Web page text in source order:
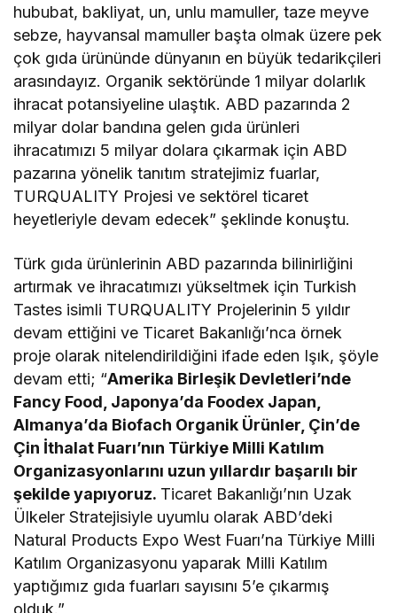
hububat, bakliyat, un, unlu mamuller, taze meyve
sebze, hayvansal mamuller başta olmak üzere pek
çok gıda ürününde dünyanın en büyük tedarikçileri
arasındayız. Organik sektöründe 1 milyar dolarlık
ihracat potansiyeline ulaştık. ABD pazarında 2
milyar dolar bandına gelen gıda ürünleri
ihracatımızı 5 milyar dolara çıkarmak için ABD
pazarına yönelik tanıtım stratejimiz fuarlar,
TURQUALITY Projesi ve sektörel ticaret
heyetleriyle devam edecek” şeklinde konuştu.
Türk gıda ürünlerinin ABD pazarında bilinirliğini
artırmak ve ihracatımızı yükseltmek için Turkish
Tastes isimli TURQUALITY Projelerinin 5 yıldır
devam ettiğini ve Ticaret Bakanlığı’nca örnek
proje olarak nitelendirildiğini ifade eden Işık, şöyle
devam etti; “Amerika Birleşik Devletleri’nde
Fancy Food, Japonya’da Foodex Japan,
Almanya’da Biofach Organik Ürünler, Çin’de
Çin İthalat Fuarı’nın Türkiye Milli Katılım
Organizasyonlarını uzun yıllardır başarılı bir
şekilde yapıyoruz. Ticaret Bakanlığı’nın Uzak
Ülkeler Stratejisiyle uyumlu olarak ABD’deki
Natural Products Expo West Fuarı’na Türkiye Milli
Katılım Organizasyonu yaparak Milli Katılım
yaptığımız gıda fuarları sayısını 5’e çıkarmış
olduk.”